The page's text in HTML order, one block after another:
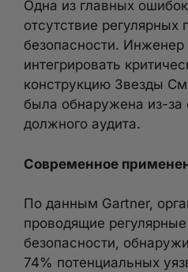
Одна из главных
отсутствие регулярных
безопасности.
интегрировать
конструкцию Звезды
была обнаружена из-за
должного аудита.
Современное
По данным Gartner,
проводящие
безопасности,
74% потенциальных